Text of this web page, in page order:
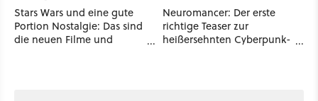
Stars Wars und eine gute
Portion Nostalgie: Das sind
die neuen Filme und
Neuromancer: Der erste
richtige Teaser zur
heißersehnten Cyberpunk-